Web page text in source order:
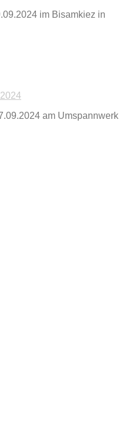
im Bisamkiez in
am Umspannwerk